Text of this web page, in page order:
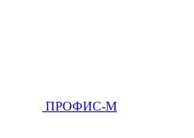
ПРОФИС-М